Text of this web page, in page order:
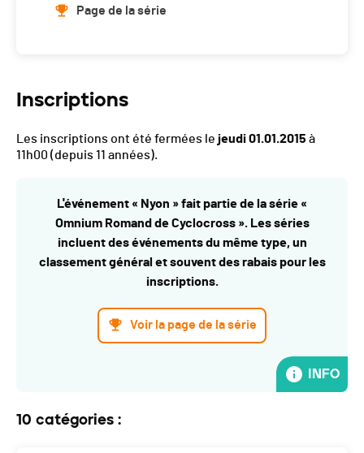
Page de la série
Inscriptions
Les inscriptions ont été fermées le jeudi 01.01.2015 à
11h00 (depuis 11 années).
L'événement « Nyon » fait partie de la série «
Omnium Romand de Cyclocross ». Les séries
incluent des événements du même type, un
classement général et souvent des rabais pour les
inscriptions.
Voir la page de la série
INFO
10 catégories :